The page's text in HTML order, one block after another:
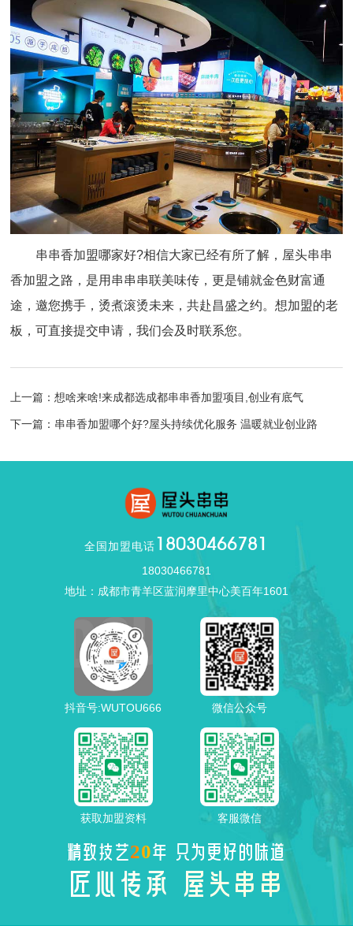
串串香加盟哪家好?相信大家已经有所了解，屋头串串
香加盟之路，是用串串串联美味传，更是铺就金色财富通
途，邀您携手，烫煮滚烫未来，共赴昌盛之约。想加盟的老
板，可直接提交申请，我们会及时联系您。
上一篇：想啥来啥!来成都选成都串串香加盟项目,创业有底气
下一篇：串串香加盟哪个好?屋头持续优化服务 温暖就业创业路
全国加盟电话 18030466781
18030466781
地址：成都市青羊区蓝润摩里中心美百年1601
抖音号:WUTOU666 微信公众号
获取加盟资料 客服微信
精致技艺20年 只为更好的味道
匠心传承 屋头串串